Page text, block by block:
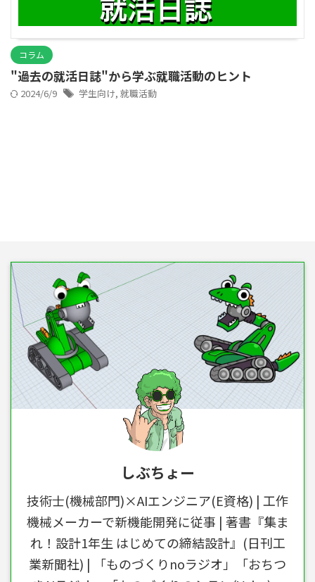
コラム
"過去の就活日誌"から学ぶ就職活動のヒント
2024/6/9 学生向け, 就職活動
しぶちょー
技術士(機械部門)×AIエンジニア(E資格) | 工作
機械メーカーで新機能開発に従事 | 著書『集ま
れ！設計1年生 はじめての締結設計』(日刊工
業新聞社) | 「ものづくりnoラジオ」「おちつ